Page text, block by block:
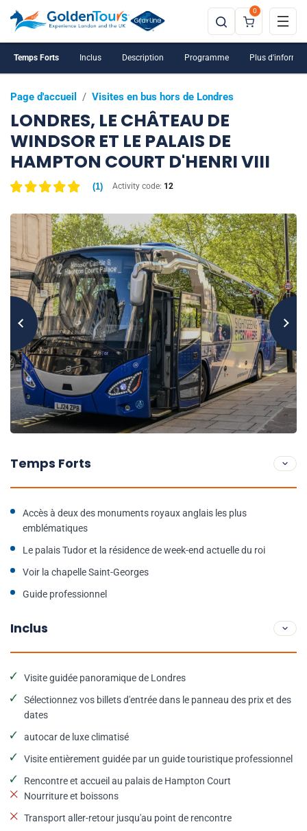
0
Page d'accueil / Visites en bus hors de Londres
LONDRES, LE CHÂTEAU DE
WINDSOR ET LE PALAIS DE
HAMPTON COURT D'HENRI VIII
(1) Activity code: 12
Temps Forts Inclus Description Programme Plus
Temps Forts
Accès à deux des monuments royaux anglais les plus
emblématiques
Le palais Tudor et la résidence de week-end actuelle du roi
Voir la chapelle Saint-Georges
Guide professionnel
Inclus
Visite guidée panoramique de Londres
Sélectionnez vos billets d'entrée dans le panneau des prix et des
dates
autocar de luxe climatisé
Visite entièrement guidée par un guide touristique professionnel
Rencontre et accueil au palais de Hampton Court
Nourriture et boissons
Transport aller-retour jusqu'au point de rencontre